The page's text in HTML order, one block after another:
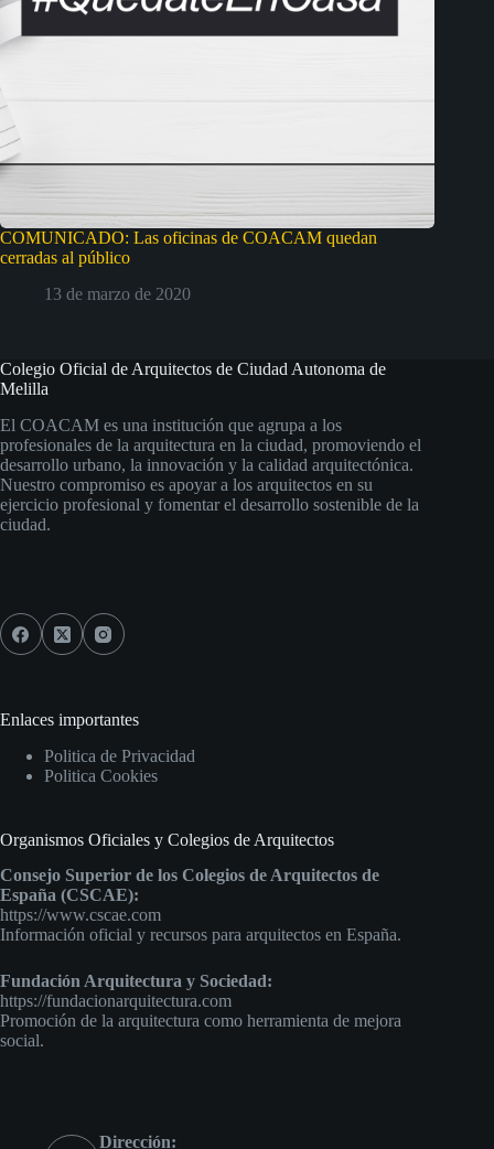
COMUNICADO: Las oficinas de COACAM quedan
cerradas al público
13 de marzo de 2020
Colegio Oficial de Arquitectos de Ciudad Autonoma de
Melilla
El COACAM es una institución que agrupa a los
profesionales de la arquitectura en la ciudad, promoviendo el
desarrollo urbano, la innovación y la calidad arquitectónica.
Nuestro compromiso es apoyar a los arquitectos en su
ejercicio profesional y fomentar el desarrollo sostenible de la
ciudad.
Enlaces importantes
Politica de Privacidad
Politica Cookies
Organismos Oficiales y Colegios de Arquitectos
Consejo Superior de los Colegios de Arquitectos de
España (CSCAE):
https://www.cscae.com
Información oficial y recursos para arquitectos en España.
Fundación Arquitectura y Sociedad:
https://fundacionarquitectura.com
Promoción de la arquitectura como herramienta de mejora
social.
Dirección: